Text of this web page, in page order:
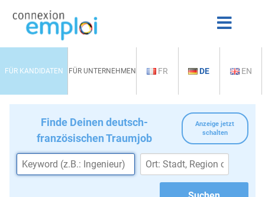
FÜR KANDIDATEN FÜR UNTERNEHMEN FR DE EN
Anzeige jetzt
schalten
Finde Deinen deutsch-
französischen Traumjob